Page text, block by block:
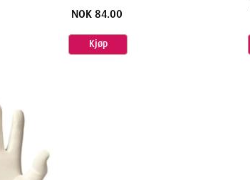
NOK 84.00
Kjøp